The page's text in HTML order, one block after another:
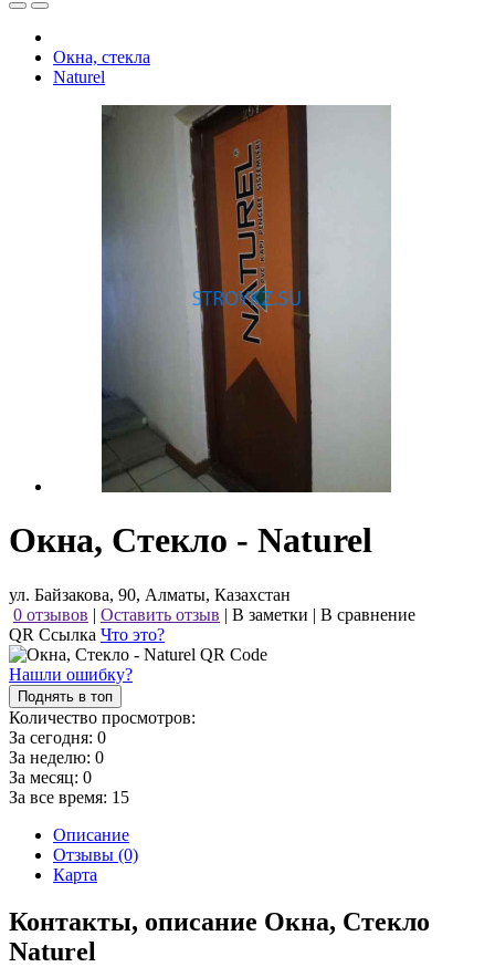
Окна, стекла
Naturel
Окна, Стекло - Naturel
ул. Байзакова, 90, Алматы, Казахстан
0 отзывов | Оставить отзыв | В заметки | В сравнение
QR Ссылка Что это?
Нашли ошибку?
Поднять в топ
Количество просмотров:
За сегодня: 0
За неделю: 0
За месяц: 0
За все время: 15
Описание
Отзывы (0)
Карта
Контакты, описание Окна, Стекло
Naturel